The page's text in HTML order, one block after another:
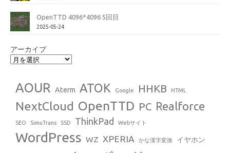
OpenTTD 4096*4096 5回目
2025-05-24
アーカイブ
AOUR Aterm ATOK Google HHKB HTML
NextCloud OpenTTD PC Realforce
SEO SimuTrans SSD ThinkPad Webサイト
WordPress WZ XPERIA かな漢字変換 イヤホン